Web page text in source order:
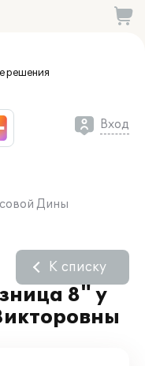
решения
Вход
Дины
8" у
К списку